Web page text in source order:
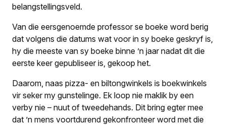
belangstellingsveld.
Van die eersgenoemde professor se boeke word berig
dat volgens die datums wat voor in sy boeke geskryf is,
hy die meeste van sy boeke binne ’n jaar nadat dit die
eerste keer gepubliseer is, gekoop het.
Daarom, naas pizza- en biltongwinkels is boekwinkels
vir seker my gunstelinge. Ek loop nie maklik by een
verby nie – nuut of tweedehands. Dit bring egter mee
dat ’n mens voortdurend gekonfronteer word met die